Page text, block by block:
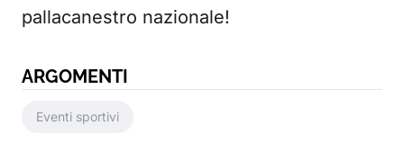
pallacanestro nazionale!
ARGOMENTI
Eventi sportivi